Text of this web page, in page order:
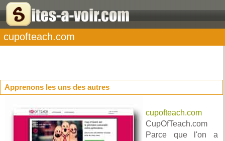
cupofteach.com
Apprenons les uns des autres
cupofteach.com
CupOfTeach.com
Parce que l'on a